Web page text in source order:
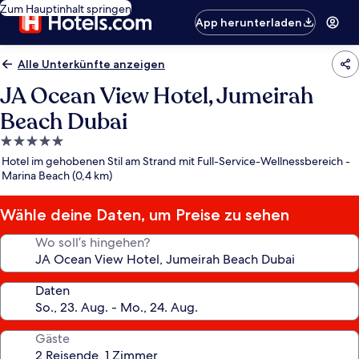
Zum Hauptinhalt springen
App herunterladen
Alle Unterkünfte anzeigen
JA Ocean View Hotel, Jumeirah
Beach Dubai
5.0-
Sterne-
Unterkunft
Hotel im gehobenen Stil am Strand mit Full-Service-Wellnessbereich -
Marina Beach (0,4 km)
Wähle deine Daten, um Preise zu sehen
Wo soll’s hingehen?
Daten
Gäste